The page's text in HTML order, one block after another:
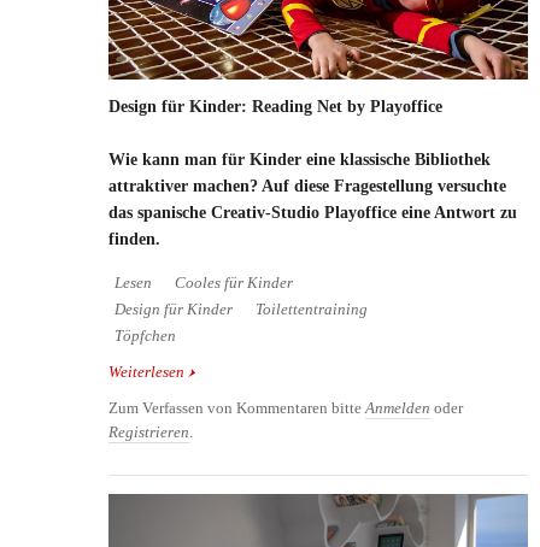
Design für Kinder: Reading Net by Playoffice
Wie kann man für Kinder eine klassische Bibliothek
attraktiver machen? Auf diese Fragestellung versuchte
das spanische Creativ-Studio Playoffice eine Antwort zu
finden.
Lesen
Cooles für Kinder
Design für Kinder
Toilettentraining
Töpfchen
Weiterlesen über Design für Kinder: Reading Net by Playoffice
Zum Verfassen von Kommentaren bitteAnmelden oder
Registrieren.